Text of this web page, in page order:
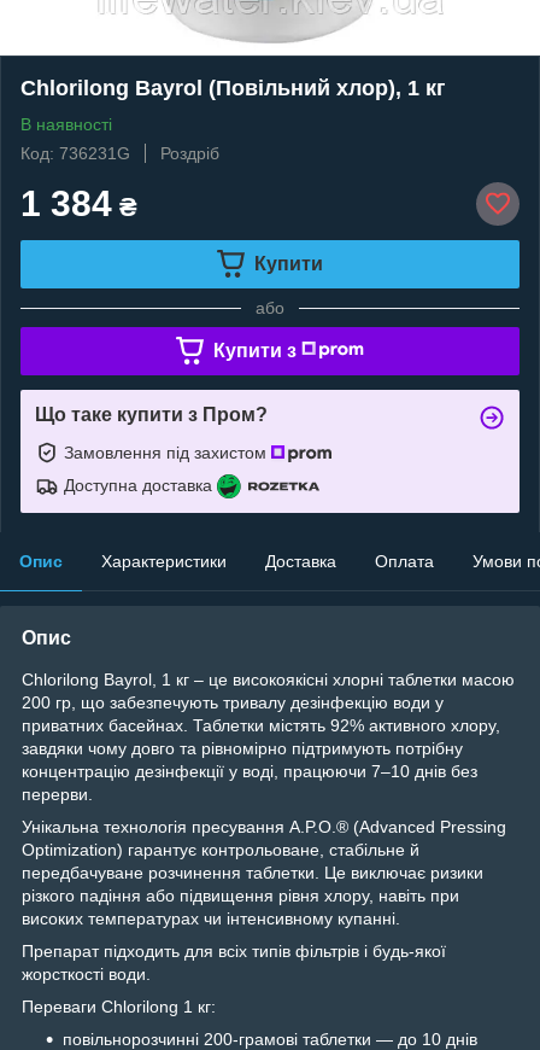
Chlorilong Bayrol (Повільний хлор), 1 кг
В наявності
Код: 736231G
Роздріб
1 384 ₴
Купити
або
Купити з
Що таке купити з Пром?
Замовлення під захистом
Доступна доставка
Опис Характеристики Доставка Оплата Умови
Опис
Chlorilong Bayrol, 1 кг – це високоякісні хлорні таблетки масою
200 гр, що забезпечують тривалу дезінфекцію води у
приватних басейнах. Таблетки містять 92% активного хлору,
завдяки чому довго та рівномірно підтримують потрібну
концентрацію дезінфекції у воді, працюючи 7–10 днів без
перерви.
Унікальна технологія пресування A.P.O.® (Advanced Pressing
Optimization) гарантує контрольоване, стабільне й
передбачуване розчинення таблетки. Це виключає ризики
різкого падіння або підвищення рівня хлору, навіть при
високих температурах чи інтенсивному купанні.
Препарат підходить для всіх типів фільтрів і будь-якої
жорсткості води.
Переваги Chlorilong 1 кг:
повільнорозчинні 200-грамові таблетки — до 10 днів